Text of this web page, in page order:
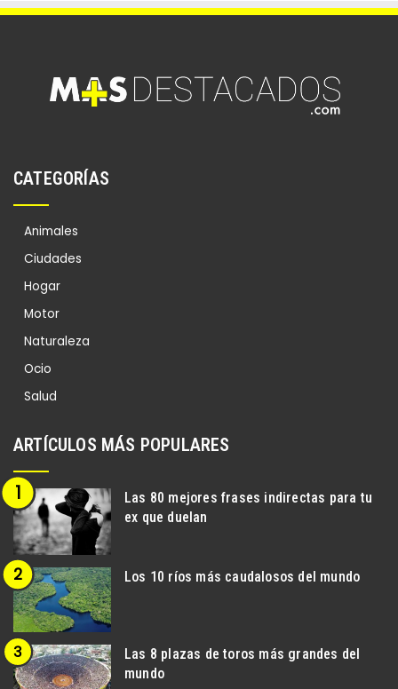
CATEGORÍAS
Animales
Ciudades
Hogar
Motor
Naturaleza
Ocio
Salud
ARTÍCULOS MÁS POPULARES
Las 80 mejores frases indirectas para tu
ex que duelan
Los 10 ríos más caudalosos del mundo
Las 8 plazas de toros más grandes del
mundo